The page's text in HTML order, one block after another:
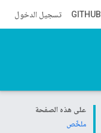
GITHUB تسجيل الدخول
على هذه الصفحة
ملخّص